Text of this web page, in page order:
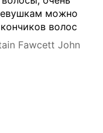
можно
волос
Fawcett John